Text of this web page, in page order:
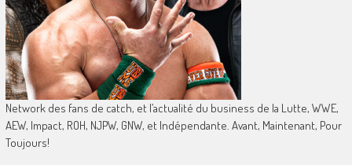
Network des fans de catch, et l’actualité du business de la Lutte, WWE,
AEW, Impact, ROH, NJPW, GNW, et Indépendante. Avant, Maintenant, Pour
Toujours!